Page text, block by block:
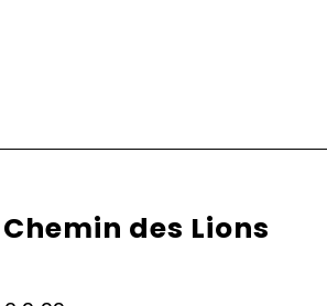
Chemin des Lions